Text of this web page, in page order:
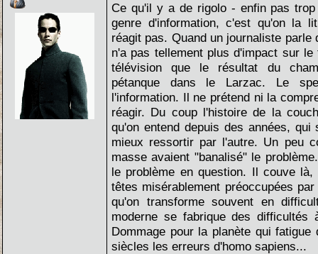
Ce qu'il y a de rigolo - enfin pas
genre d'information, c'est qu'on la
réagit pas. Quand un journaliste parle
n'a pas tellement plus d'impact sur
télévision que le résultat du
pétanque dans le Larzac. Le
l'information. Il ne prétend ni la
réagir. Du coup l'histoire de la
qu'on entend depuis des années,
mieux ressortir par l'autre. Un peu
masse avaient "banalisé" le
le problème en question. Il couve
têtes misérablement préoccupées
qu'on transforme souvent en
moderne se fabrique des difficultés
Dommage pour la planète qui
siècles les erreurs d'homo sapiens...